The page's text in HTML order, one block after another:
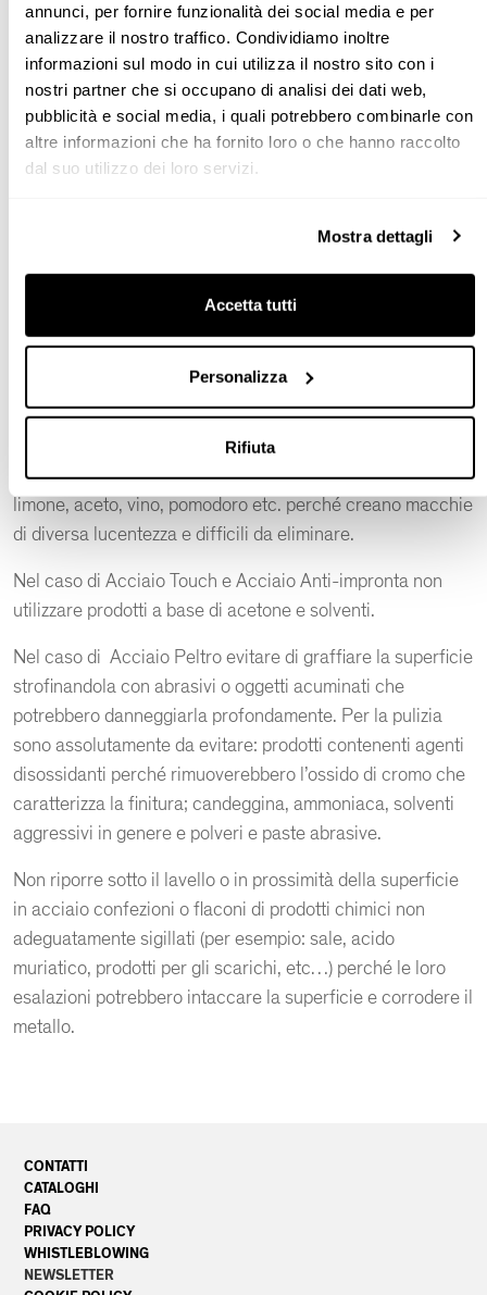
annunci, per fornire funzionalità dei social media e per
analizzare il nostro traffico. Condividiamo inoltre
informazioni sul modo in cui utilizza il nostro sito con i
nostri partner che si occupano di analisi dei dati web,
pubblicità e social media, i quali potrebbero combinarle con
altre informazioni che ha fornito loro o che hanno raccolto
dal suo utilizzo dei loro servizi.
Mostra dettagli
Accetta tutti
Personalizza
Rifiuta
Per mantenere la superficie in buone condizioni
raccomandiamo sempre l’utilizzo di spugne e panni
morbidi, non abrasivi.
Non utilizzare polveri o prodotti abrasivi che graffiano la
superficie.
pagliette metalliche e spugnette abrasive.
Non utilizzare prodotti detergenti a base di candeggina o
Evitare il contatto prolungato con sostanze acide come
limone, aceto, vino, pomodoro etc. perché creano macchie
di diversa lucentezza e difficili da eliminare.
Nel caso di Acciaio Touch e Acciaio Anti-impronta non
utilizzare prodotti a base di acetone e solventi.
Nel caso di Acciaio Peltro evitare di graffiare la superficie
strofinandola con abrasivi o oggetti acuminati che
potrebbero danneggiarla profondamente. Per la pulizia
sono assolutamente da evitare: prodotti contenenti agenti
disossidanti perché rimuoverebbero l’ossido di cromo che
caratterizza la finitura; candeggina, ammoniaca, solventi
aggressivi in genere e polveri e paste abrasive.
Non riporre sotto il lavello o in prossimità della superficie
in acciaio confezioni o flaconi di prodotti chimici non
adeguatamente sigillati (per esempio: sale, acido
muriatico, prodotti per gli scarichi, etc…) perché le loro
esalazioni potrebbero intaccare la superficie e corrodere il
metallo.
CONTATTI
CATALOGHI
FAQ
PRIVACY POLICY
WHISTLEBLOWING
NEWSLETTER